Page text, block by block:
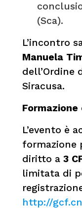
(Sca).
L’incontro
Manuela
dell’Ordine
Siracusa.
L’evento è
formazione
diritto a 3
limitata di
http://